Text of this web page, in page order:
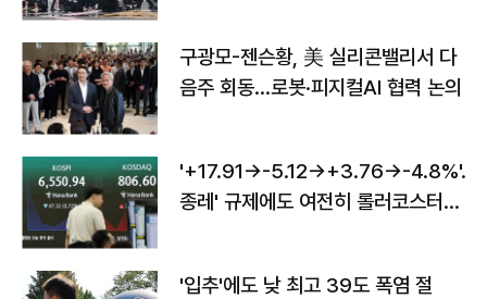
구광모-젠슨황, 美 실리콘밸리서 다
음주 회동…로봇·피지컬AI 협력 논의
'+17.91→-5.12→+3.76→-4.8%'…'
종레' 규제에도 여전히 롤러코스터
'입추'에도 낮 최고 39도 폭염 절